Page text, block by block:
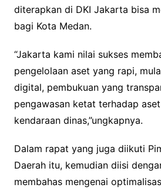
diterapkan di DKI Jakarta bisa
bagi Kota Medan.
“Jakarta kami nilai sukses
pengelolaan aset yang rapi,
digital, pembukuan yang
pengawasan ketat terhadap
kendaraan dinas,”ungkapnya.
Dalam rapat yang juga diikuti
Daerah itu, kemudian diisi
membahas mengenai